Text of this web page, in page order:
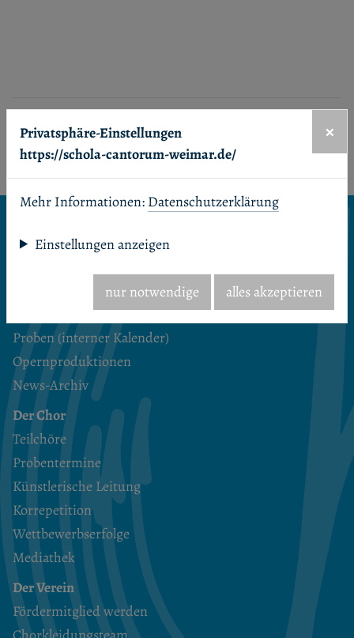
Unsere Profile in sozialen Netzwerken
Facebook
Youtube
Seitenanfang
Termine & Aktuelles
Veranstaltungskalender
Proben (interner Kalender)
Opernproduktionen
News-Archiv
Der Chor
Teilchöre
Probentermine
Künstlerische Leitung
Korrepetition
Wettbewerbserfolge
Mediathek
Der Verein
Fördermitglied werden
Privatsphäre-Einstellungen
https://schola-cantorum-weimar.de/
×
Mehr Informationen: Datenschutzerklärung
Einstellungen anzeigen
nur notwendige alles akzeptieren